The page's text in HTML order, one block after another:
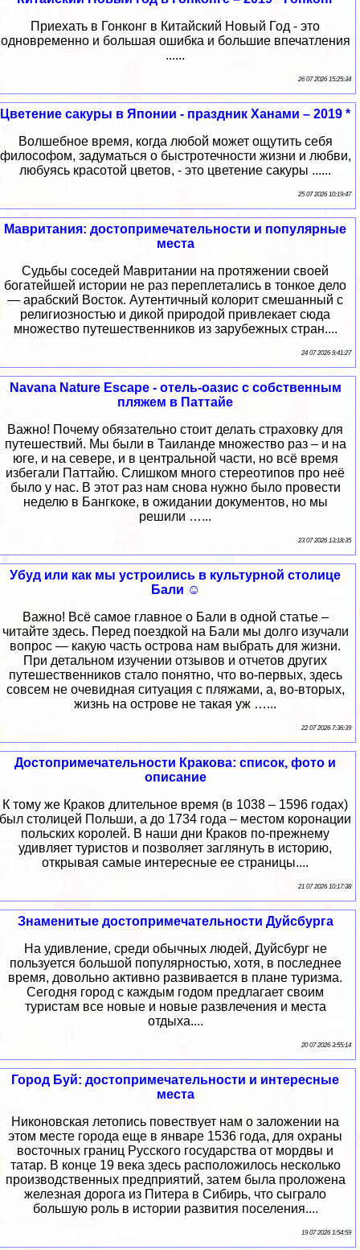
Приехать в Гонконг в Китайский Новый Год - это
одновременно и большая ошибка и большие впечатления
......
26 07 2026 15:25:34
Цветение сакуры в Японии - праздник Ханами – 2019 *
Волшебное время, когда любой может ощутить себя
философом, задуматься о быстротечности жизни и любви,
любуясь красотой цветов, - это цветение сакуры ......
25 07 2026 10:19:47
Мавритания: достопримечательности и популярные
места
Судьбы соседей Мавритании на протяжении своей
богатейшей истории не раз переплетались в тонкое дело
— арабский Восток. Аутентичный колорит смешанный с
религиозностью и дикой природой привлекает сюда
множество путешественников из зарубежных стран....
24 07 2026 9:41:27
Navana Nature Escape - отель-оазис с собственным
пляжем в Паттайе
Важно! Почему обязательно стоит делать страховку для
путешествий. Мы были в Таиланде множество раз – и на
юге, и на севере, и в центральной части, но всё время
избегали Паттайю. Слишком много стереотипов про неё
было у нас. В этот раз нам снова нужно было провести
неделю в Бангкоке, в ожидании документов, но мы
решили …...
23 07 2026 13:18:35
Убуд или как мы устроились в культурной столице
Бали ☺
Важно! Всё самое главное о Бали в одной статье –
читайте здесь. Перед поездкой на Бали мы долго изучали
вопрос — какую часть острова нам выбрать для жизни.
При детальном изучении отзывов и отчетов других
путешественников стало понятно, что во-первых, здесь
совсем не очевидная ситуация с пляжами, а, во-вторых,
жизнь на острове не такая уж …...
22 07 2026 7:36:39
Достопримечательности Кракова: список, фото и
описание
К тому же Краков длительное время (в 1038 – 1596 годах)
был столицей Польши, а до 1734 года – местом коронации
польских королей. В наши дни Краков по-прежнему
удивляет туристов и позволяет заглянуть в историю,
открывая самые интересные ее страницы....
21 07 2026 10:17:38
Знаменитые достопримечательности Дуйсбурга
На удивление, среди обычных людей, Дуйсбург не
пользуется большой популярностью, хотя, в последнее
время, довольно активно развивается в плане туризма.
Сегодня город с каждым годом предлагает своим
туристам все новые и новые развлечения и места
отдыха....
20 07 2026 3:55:14
Город Буй: достопримечательности и интересные
места
Никоновская летопись повествует нам о заложении на
этом месте города еще в январе 1536 года, для охраны
восточных границ Русского государства от мордвы и
татар. В конце 19 века здесь расположилось несколько
производственных предприятий, затем была проложена
железная дорога из Питера в Сибирь, что сыграло
большую роль в истории развития поселения....
19 07 2026 1:54:59